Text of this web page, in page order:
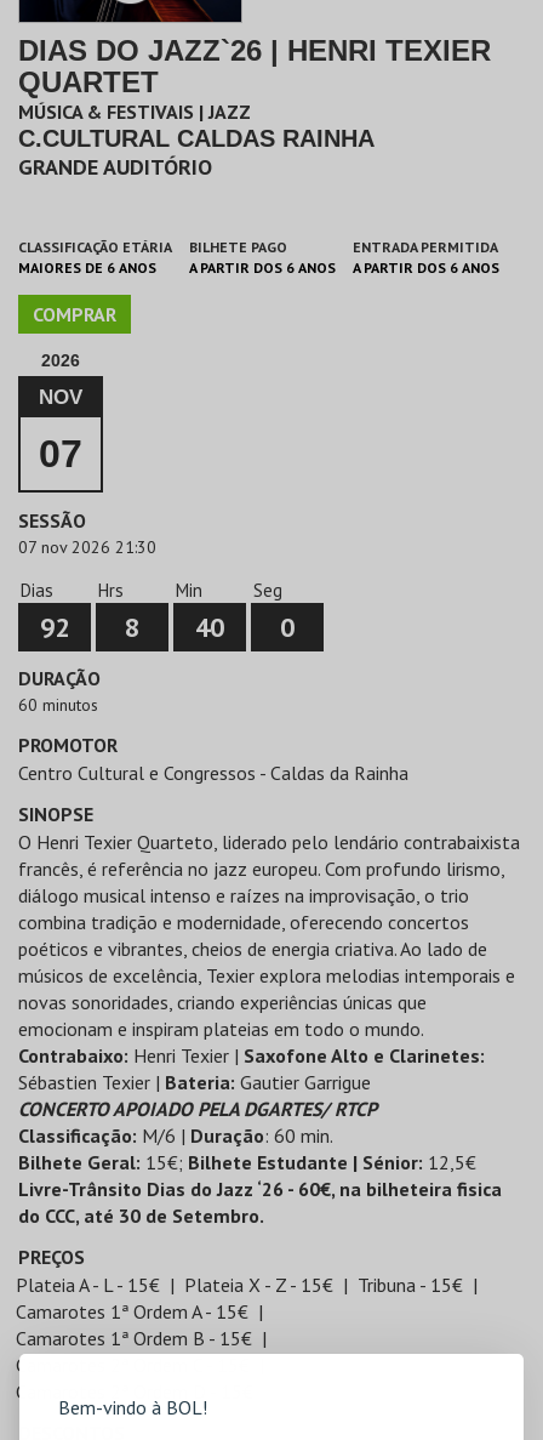
Bem-vindo à BOL!
DIAS DO JAZZ`26 | HENRI TEXIER
QUARTET
MÚSICA & FESTIVAIS | JAZZ
C.CULTURAL CALDAS RAINHA
GRANDE AUDITÓRIO
CLASSIFICAÇÃO ETÁRIA
MAIORES DE 6 ANOS
BILHETE PAGO
A PARTIR DOS 6 ANOS
ENTRADA PERMITIDA
A PARTIR DOS 6 ANOS
COMPRAR
2026
NOV
07
SESSÃO
07 nov 2026 21:30
Dias
92
Hrs
8
Min
40
Seg
0
DURAÇÃO
60 minutos
PROMOTOR
Centro Cultural e Congressos - Caldas da Rainha
SINOPSE
O Henri Texier Quarteto, liderado pelo lendário contrabaixista
francês, é referência no jazz europeu. Com profundo lirismo,
diálogo musical intenso e raízes na improvisação, o trio
combina tradição e modernidade, oferecendo concertos
poéticos e vibrantes, cheios de energia criativa. Ao lado de
músicos de excelência, Texier explora melodias intemporais e
novas sonoridades, criando experiências únicas que
emocionam e inspiram plateias em todo o mundo.
Contrabaixo: Henri Texier | Saxofone Alto e Clarinetes:
Sébastien Texier | Bateria: Gautier Garrigue
CONCERTO APOIADO PELA DGARTES/ RTCP
Classificação: M/6 | Duração: 60 min.
Bilhete Geral: 15€; Bilhete Estudante | Sénior: 12,5€
Livre-Trânsito Dias do Jazz ‘26 - 60€, na bilheteira fisica
do CCC, até 30 de Setembro.
PREÇOS
Plateia A - L - 15€
Plateia X - Z - 15€
Tribuna - 15€
Camarotes 1ª Ordem A - 15€
Camarotes 1ª Ordem B - 15€
Camarotes 2ª Ordem C - 15€
Camarotes 2ª Ordem D - 15€